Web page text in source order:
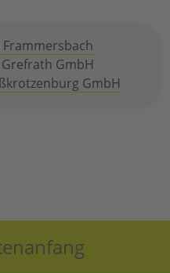
GmbH
GmbH